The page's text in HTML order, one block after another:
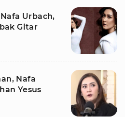
Urbach,
Gitar
Nafa
Yesus